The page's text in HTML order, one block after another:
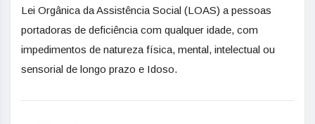
Lei Orgânica da Assistência Social (LOAS) a pessoas
portadoras de deficiência com qualquer idade, com
impedimentos de natureza física, mental, intelectual ou
sensorial de longo prazo e Idoso.